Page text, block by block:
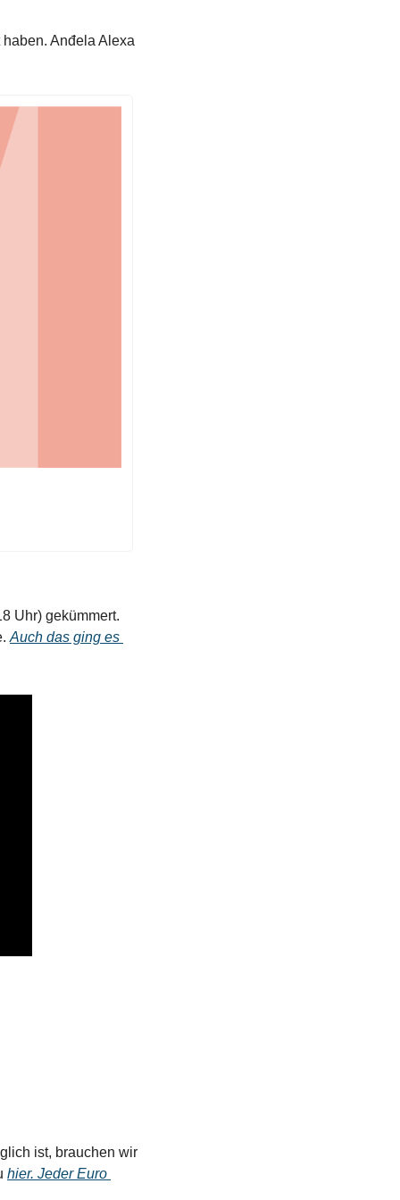
Anđela Alexa
Uhr) gekümmert.
Auch das ging es
ist, brauchen wir
hier. Jeder Euro